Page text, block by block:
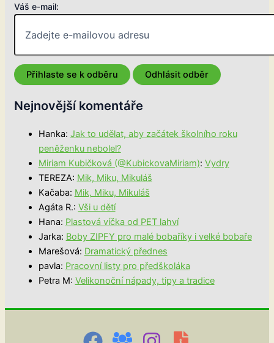
Váš e-mail:
Nejnovější komentáře
Hanka: Jak to udělat, aby začátek školního roku
peněženku nebolel?
Miriam Kubičková (@KubickovaMiriam): Vydry
TEREZA: Mik, Miku, Mikuláš
Kačaba: Mik, Miku, Mikuláš
Agáta R.: Vši u dětí
Hana: Plastová víčka od PET lahví
Jarka: Boby ZIPFY pro malé bobaříky i velké bobaře
Marešová: Dramatický přednes
pavla: Pracovní listy pro předškoláka
Petra M: Velikonoční nápady, tipy a tradice